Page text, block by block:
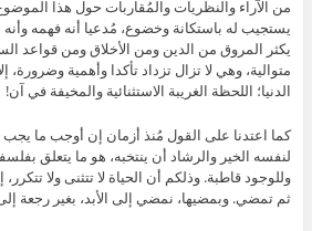
من الآراء والنظريات والمُقاربات حول هذا
يستجيب له باستكانة وخضوع، مُدعيا أنه فهمه
يكثر المروق من الدين ومن الأخلاق ومن قواعد
متوالية، وهي لا تزال تزداد تأكدا وأهمية
الدنيا؛ اللحظة الغريبة الاستثنائية والمخيفة في آن!
كما اعتدنا على القول مُنذ أزمان إن أوجب ما
لنفسه الخير والرشاد أن ينتخبه، هو ما يتعلق
وللوجود قاطبة. وذلكم أن الحياة لا تتثنى ولا
ثم تمضي. وبمضيها، نمضي إلى الأبد، بغير رجعة